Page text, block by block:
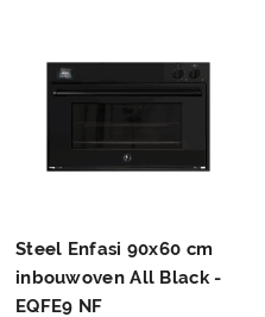
Steel Enfasi 90x60 cm
inbouwoven All Black -
EQFE9 NF